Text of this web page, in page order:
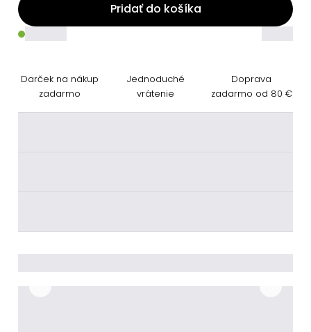
Pridať do košíka
Darček na nákup
zadarmo
Jednoduché
vrátenie
Doprava
zadarmo od 80 €